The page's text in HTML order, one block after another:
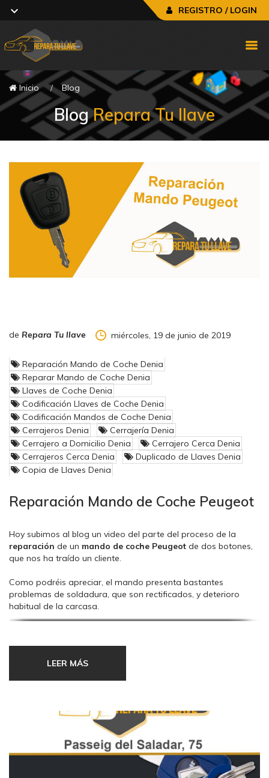
REGISTRO / LOGIN
Inicio Blog
BlogRepara Tu llave
de Repara Tu llave miércoles, 19 de junio de 2019
Reparación Mando de Coche Denia
Reparar Mando de Coche Denia
Llaves de Coche Denia
Codificación Llaves de Coche Denia
Codificación Mandos de Coche Denia
Cerrajeros Denia
Cerrajería Denia
Cerrajero a Domicilio Denia
Cerrajero Cerca Denia
Cerrajeros Cerca Denia
Duplicado de Llaves Denia
Copia de Llaves Denia
Reparación Mando de Coche Peugeot
Hoy subimos al blog un video del parte del proceso de la
reparación de un mando de coche Peugeot de dos botones,
que nos ha traído un cliente.
Como podréis apreciar, el mando presenta bastantes
problemas de soldadura, que son rectificados, y deterioro
habitual de la carcasa.
LEER MÁS